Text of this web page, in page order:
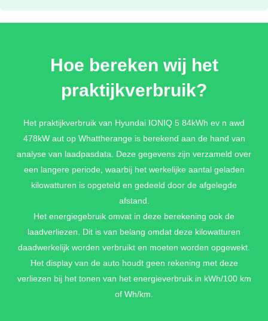
€ 1.095,-
€ 1.095,-
€ 1.095,-
GRAVITY GOLD MATTE METALLIC
€ 895,-
CYBER GRAY METALLIC
Hoe bereken wij het
praktijkverbruik?
Het praktijkverbruik van Hyundai IONIQ 5 84kWh ev n awd
478kW aut op Whattherange is berekend aan de hand van
analyse van laadpasdata. Deze gegevens zijn verzameld over
een langere periode, waarbij het werkelijke aantal geladen
kilowatturen is opgeteld en gedeeld door de afgelegde
afstand.
Het energiegebruik omvat in deze berekening ook de
laadverliezen. Dit is van belang omdat deze kilowatturen
daadwerkelijk worden verbruikt en moeten worden opgewekt.
Het display van de auto houdt geen rekening met deze
verliezen bij het tonen van het energieverbruik in kWh/100 km
of Wh/km.